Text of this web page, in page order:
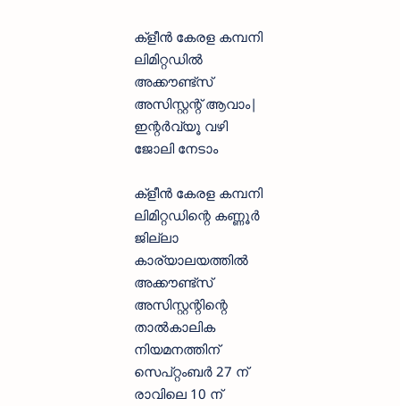
ക്‌ളീൻ കേരള കമ്പനി
ലിമിറ്റഡിൽ
അക്കൗണ്ട്‌സ്
അസിസ്റ്റന്റ് ആവാം|
ഇന്റർവ്യൂ വഴി
ജോലി നേടാം
ക്‌ളീൻ കേരള കമ്പനി
ലിമിറ്റഡിന്റെ കണ്ണൂർ
ജില്ലാ
കാര്യാലയത്തിൽ
അക്കൗണ്ട്‌സ്
അസിസ്റ്റന്റിന്റെ
താൽകാലിക
നിയമനത്തിന്
സെപ്റ്റംബർ 27 ന്
രാവിലെ 10 ന്